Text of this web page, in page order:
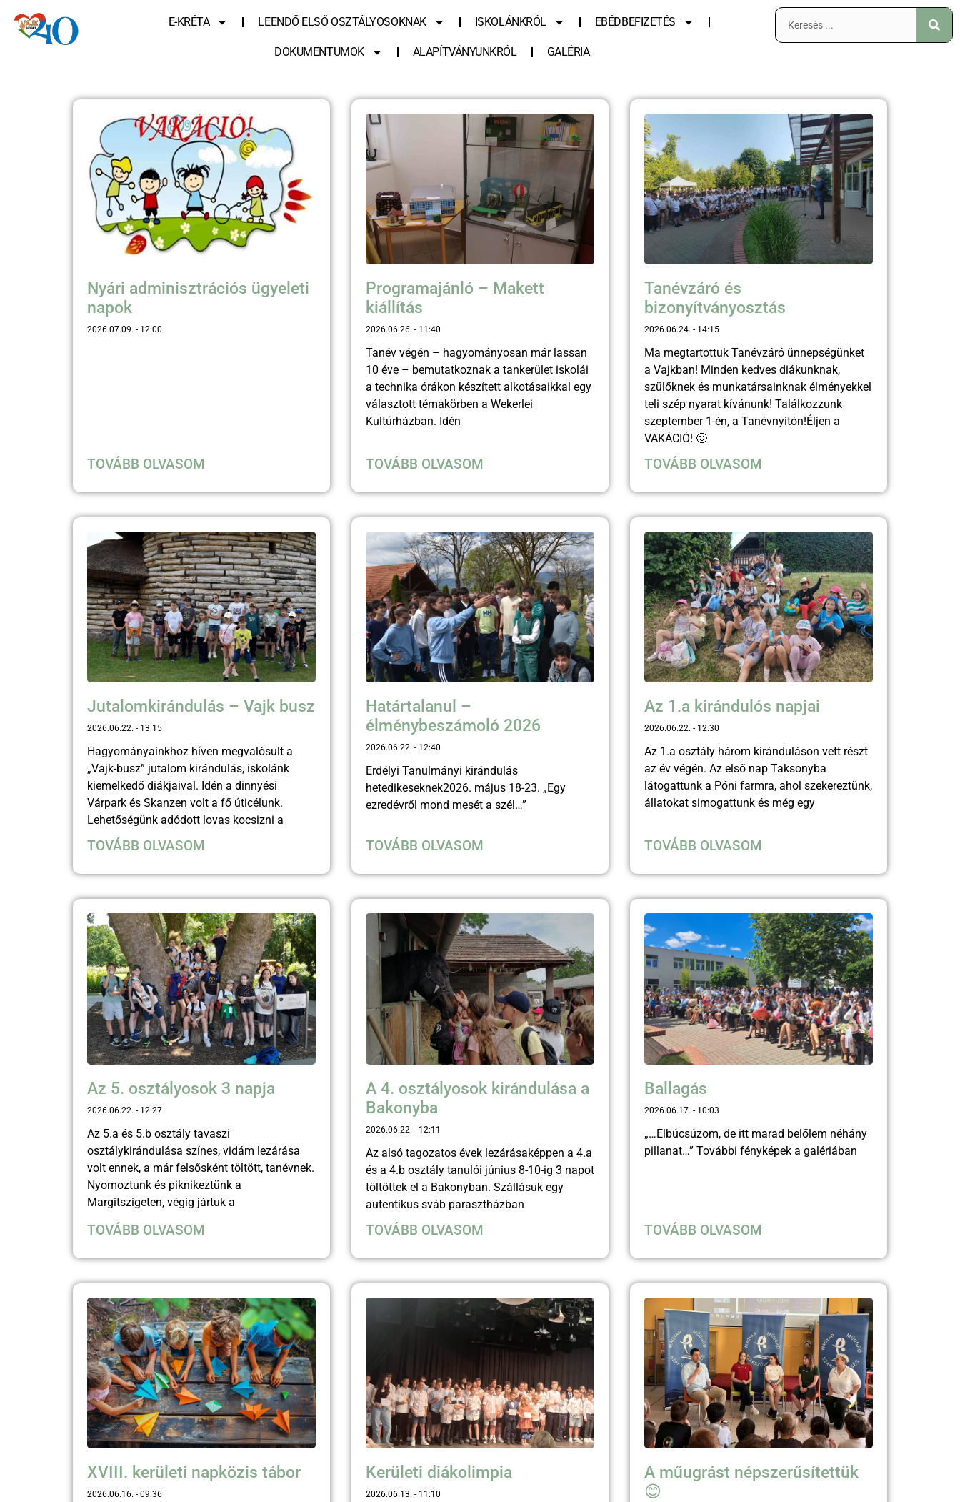
E-KRÉTA LEENDŐ ELSŐ OSZTÁLYOSOKNAK ISKOLÁNKRÓL EBÉDBEFIZETÉS
DOKUMENTUMOK ALAPÍTVÁNYUNKRÓL GALÉRIA
Nyári adminisztrációs ügyeleti
napok
2026.07.09. 12:00
TOVÁBB OLVASOM
Programajánló – Makett
kiállítás
2026.06.26. 11:40
Tanév végén – hagyományosan már lassan
10 éve – bemutatkoznak a tankerület iskolái
a technika órákon készített alkotásaikkal egy
választott témakörben a Wekerlei
Kultúrházban. Idén
TOVÁBB OLVASOM
Tanévzáró és
bizonyítványosztás
2026.06.24. 14:15
Ma megtartottuk Tanévzáró ünnepségünket
a Vajkban! Minden kedves diákunknak,
szülőknek és munkatársainknak élményekkel
teli szép nyarat kívánunk! Találkozzunk
szeptember 1-én, a Tanévnyitón!Éljen a
VAKÁCIÓ! 🙂
TOVÁBB OLVASOM
Jutalomkirándulás – Vajk busz
2026.06.22. 13:15
Hagyományainkhoz híven megvalósult a
„Vajk-busz” jutalom kirándulás, iskolánk
kiemelkedő diákjaival. Idén a dinnyési
Várpark és Skanzen volt a fő úticélunk.
Lehetőségünk adódott lovas kocsizni a
TOVÁBB OLVASOM
Határtalanul –
élménybeszámoló 2026
2026.06.22. 12:40
Erdélyi Tanulmányi kirándulás
hetedikeseknek2026. május 18-23. „Egy
ezredévről mond mesét a szél…”
TOVÁBB OLVASOM
Az 1.a kirándulós napjai
2026.06.22. 12:30
Az 1.a osztály három kiránduláson vett részt
az év végén. Az első nap Taksonyba
látogattunk a Póni farmra, ahol szekereztünk,
állatokat simogattunk és még egy
TOVÁBB OLVASOM
Az 5. osztályosok 3 napja
2026.06.22. 12:27
Az 5.a és 5.b osztály tavaszi
osztálykirándulása színes, vidám lezárása
volt ennek, a már felsősként töltött, tanévnek.
Nyomoztunk és piknikeztünk a
Margitszigeten, végig jártuk a
TOVÁBB OLVASOM
A 4. osztályosok kirándulása a
Bakonyba
2026.06.22. 12:11
Az alsó tagozatos évek lezárásaképpen a 4.a
és a 4.b osztály tanulói június 8-10-ig 3 napot
töltöttek el a Bakonyban. Szállásuk egy
autentikus sváb parasztházban
TOVÁBB OLVASOM
Ballagás
2026.06.17. 10:03
„…Elbúcsúzom, de itt marad belőlem néhány
pillanat…” További fényképek a galériában
TOVÁBB OLVASOM
XVIII. kerületi napközis tábor
2026.06.16. 09:36
Kerületi diákolimpia
2026.06.13. 11:10
A műugrást népszerűsítettük
😊